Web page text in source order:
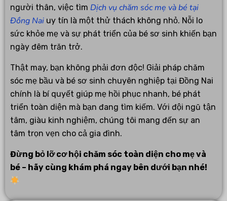
người thân, việc tìm Dịch vụ chăm sóc mẹ và bé tại
Đồng Nai uy tín là một thử thách không nhỏ. Nỗi lo
sức khỏe mẹ và sự phát triển của bé sơ sinh khiến bạn
ngày đêm trăn trở.
Thật may, bạn không phải đơn độc! Giải pháp chăm
sóc mẹ bầu và bé sơ sinh chuyên nghiệp tại Đồng Nai
chính là bí quyết giúp mẹ hồi phục nhanh, bé phát
triển toàn diện mà bạn đang tìm kiếm. Với đội ngũ tận
tâm, giàu kinh nghiệm, chúng tôi mang đến sự an
tâm trọn vẹn cho cả gia đình.
Đừng bỏ lỡ cơ hội chăm sóc toàn diện cho mẹ và
bé – hãy cùng khám phá ngay bên dưới bạn nhé!